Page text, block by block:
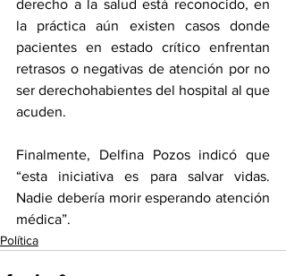
derecho a la salud está reconocido, en
la práctica aún existen casos donde
pacientes en estado crítico enfrentan
retrasos o negativas de atención por no
ser derechohabientes del hospital al que
acuden.
Finalmente, Delfina Pozos indicó que
“esta iniciativa es para salvar vidas.
Nadie debería morir esperando atención
médica”.
Política